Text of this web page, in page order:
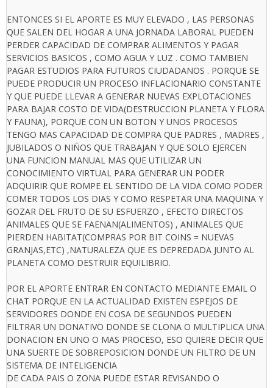
ENTONCES SI EL APORTE ES MUY ELEVADO , LAS PERSONAS
QUE SALEN DEL HOGAR A UNA JORNADA LABORAL PUEDEN
PERDER CAPACIDAD DE COMPRAR ALIMENTOS Y PAGAR
SERVICIOS BASICOS , COMO AGUA Y LUZ . COMO TAMBIEN
PAGAR ESTUDIOS PARA FUTUROS CIUDADANOS . PORQUE SE
PUEDE PRODUCIR UN PROCESO INFLACIONARIO CONSTANTE
Y QUE PUEDE LLEVAR A GENERAR NUEVAS EXPLOTACIONES
PARA BAJAR COSTO DE VIDA(DESTRUCCION PLANETA Y FLORA
Y FAUNA), PORQUE CON UN BOTON Y UNOS PROCESOS
TENGO MAS CAPACIDAD DE COMPRA QUE PADRES , MADRES ,
JUBILADOS O NIÑOS QUE TRABAJAN Y QUE SOLO EJERCEN
UNA FUNCION MANUAL MAS QUE UTILIZAR UN
CONOCIMIENTO VIRTUAL PARA GENERAR UN PODER
ADQUIRIR QUE ROMPE EL SENTIDO DE LA VIDA COMO PODER
COMER TODOS LOS DIAS Y COMO RESPETAR UNA MAQUINA Y
GOZAR DEL FRUTO DE SU ESFUERZO , EFECTO DIRECTOS
ANIMALES QUE SE FAENAN(ALIMENTOS) , ANIMALES QUE
PIERDEN HABITAT(COMPRAS POR BIT COINS = NUEVAS
GRANJAS,ETC) ,NATURALEZA QUE ES DEPREDADA JUNTO AL
PLANETA COMO DESTRUIR EQUILIBRIO.
POR EL APORTE ENTRAR EN CONTACTO MEDIANTE EMAIL O
CHAT PORQUE EN LA ACTUALIDAD EXISTEN ESPEJOS DE
SERVIDORES DONDE EN COSA DE SEGUNDOS PUEDEN
FILTRAR UN DONATIVO DONDE SE CLONA O MULTIPLICA UNA
DONACION EN UNO O MAS PROCESO, ESO QUIERE DECIR QUE
UNA SUERTE DE SOBREPOSICION DONDE UN FILTRO DE UN
SISTEMA DE INTELIGENCIA
DE CADA PAIS O ZONA PUEDE ESTAR REVISANDO O